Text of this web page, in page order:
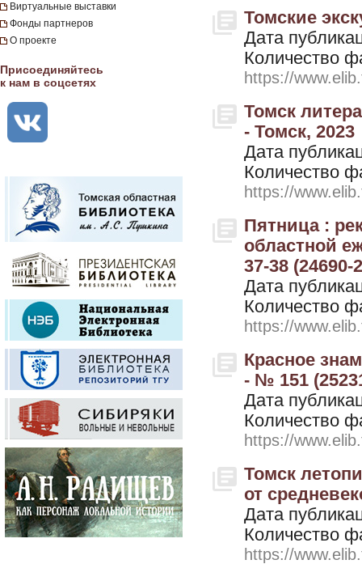
Виртуальные выставки
Фонды партнеров
О проекте
Присоединяйтесь
к нам в соцсетях
Томские
Дата
Количество
https://
Томск
- Томск, 2023
Дата
Количество
https://
Пятница :
областной
37-38
Дата
Количество
https://
Красное
- № 151
Дата
Количество
https://
Томск
от
Дата
Количество
https://